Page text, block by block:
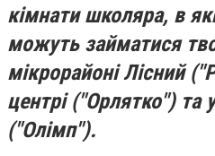
кімнати школяра, в
можуть займатися
мікрорайоні Лісний
центрі ("Орлятко") та
("Олімп").